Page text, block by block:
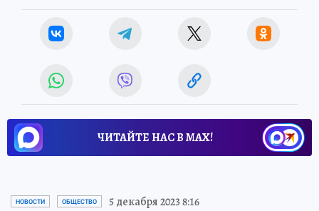
ЧИТАЙТЕ НАС В МАХ!
НОВОСТИ ОБЩЕСТВО 5 декабря 2023 8:16